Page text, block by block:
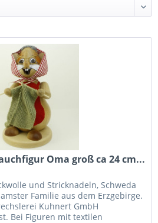
Oma groß ca 24 cm...
und Stricknadeln, Schweda
Familie aus dem Erzgebirge.
Kuhnert GmbH
Bei Figuren mit textilen